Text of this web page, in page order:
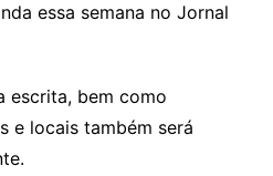
essa semana no Jornal
escrita, bem como
e locais também será